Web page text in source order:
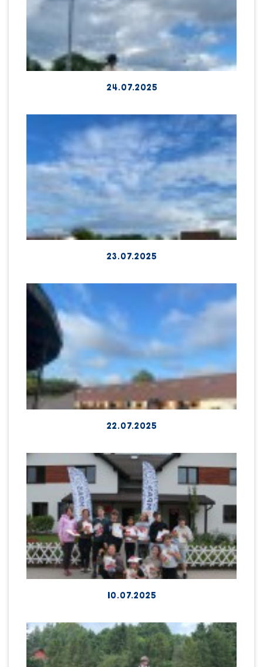
24.07.2025
23.07.2025
22.07.2025
10.07.2025